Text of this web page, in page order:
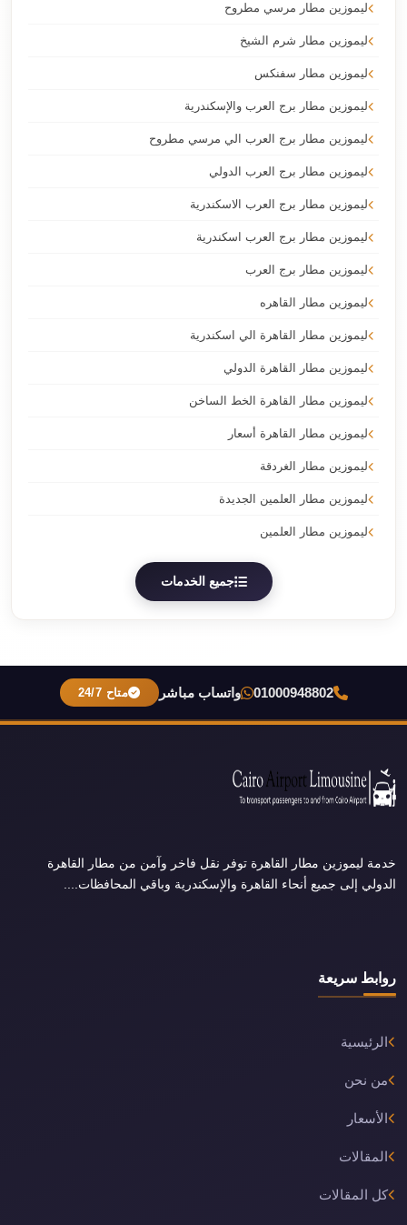
ليموزين مطار مرسي مطروح
ليموزين مطار شرم الشيخ
ليموزين مطار سفنكس
ليموزين مطار برج العرب والإسكندرية
ليموزين مطار برج العرب الي مرسي مطروح
ليموزين مطار برج العرب الدولي
ليموزين مطار برج العرب الاسكندرية
ليموزين مطار برج العرب اسكندرية
ليموزين مطار برج العرب
ليموزين مطار القاهره
ليموزين مطار القاهرة الي اسكندرية
ليموزين مطار القاهرة الدولي
ليموزين مطار القاهرة الخط الساخن
ليموزين مطار القاهرة أسعار
ليموزين مطار الغردقة
ليموزين مطار العلمين الجديدة
ليموزين مطار العلمين
جميع الخدمات
01000948802 واتساب مباشر متاح 24/7
خدمة ليموزين مطار القاهرة توفر نقل فاخر وآمن من مطار القاهرة
الدولي إلى جميع أنحاء القاهرة والإسكندرية وباقي المحافظات....
روابط سريعة
الرئيسية
من نحن
الأسعار
المقالات
كل المقالات